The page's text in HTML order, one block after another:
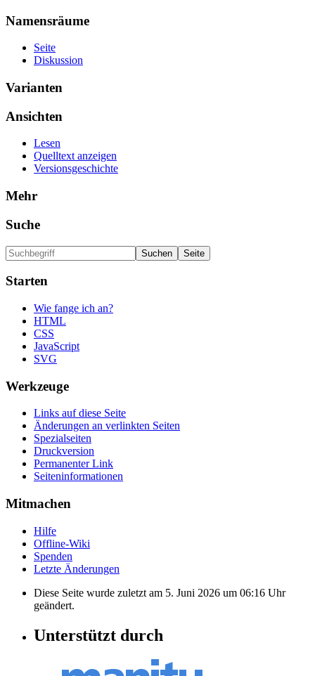
Namensräume
Seite
Diskussion
Varianten
Ansichten
Lesen
Quelltext anzeigen
Versionsgeschichte
Mehr
Suche
Starten
Wie fange ich an?
HTML
CSS
JavaScript
SVG
Werkzeuge
Links auf diese Seite
Änderungen an verlinkten Seiten
Spezialseiten
Druckversion
Permanenter Link
Seiten­informationen
Mitmachen
Hilfe
Offline-Wiki
Spenden
Letzte Änderungen
Diese Seite wurde zuletzt am 5. Juni 2026 um 06:16 Uhr
geändert.
Unterstützt durch